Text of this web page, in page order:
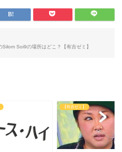
Soi9の場所はどこ？【有吉ゼミ】
【有吉ゼミ】